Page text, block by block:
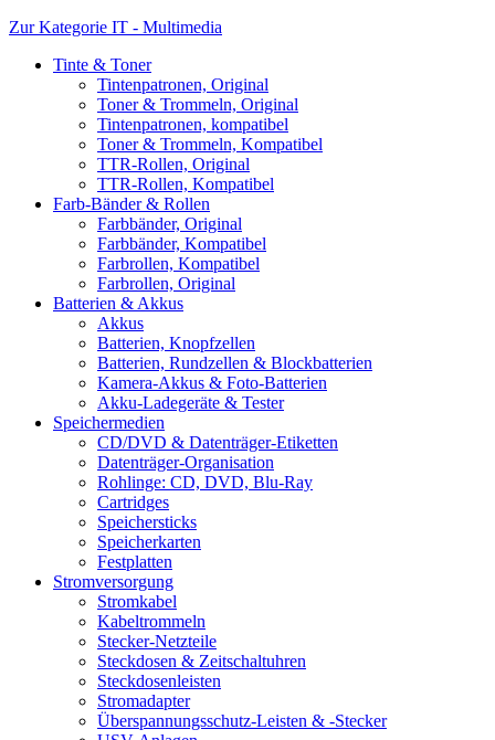
Zur Kategorie IT - Multimedia
Tinte & Toner
Tintenpatronen, Original
Toner & Trommeln, Original
Tintenpatronen, kompatibel
Toner & Trommeln, Kompatibel
TTR-Rollen, Original
TTR-Rollen, Kompatibel
Farb-Bänder & Rollen
Farbbänder, Original
Farbbänder, Kompatibel
Farbrollen, Kompatibel
Farbrollen, Original
Batterien & Akkus
Akkus
Batterien, Knopfzellen
Batterien, Rundzellen & Blockbatterien
Kamera-Akkus & Foto-Batterien
Akku-Ladegeräte & Tester
Speichermedien
CD/DVD & Datenträger-Etiketten
Datenträger-Organisation
Rohlinge: CD, DVD, Blu-Ray
Cartridges
Speichersticks
Speicherkarten
Festplatten
Stromversorgung
Stromkabel
Kabeltrommeln
Stecker-Netzteile
Steckdosen & Zeitschaltuhren
Steckdosenleisten
Stromadapter
Überspannungsschutz-Leisten & -Stecker